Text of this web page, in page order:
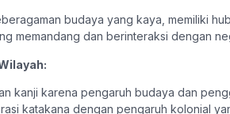
budaya yang kaya, memiliki
memandang dan berinteraksi dengan
kanji karena pengaruh budaya dan
katakana dengan pengaruh kolonial